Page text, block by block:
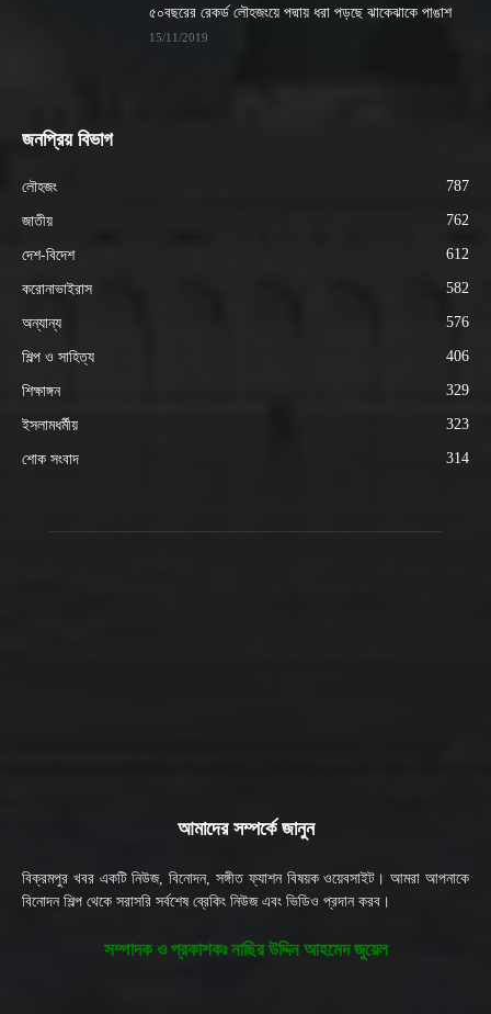
৫০বছরের রেকর্ড লৌহজংয়ে পদ্মায় ধরা পড়ছে ঝাকেঝাকে পাঙাশ
15/11/2019
জনপ্রিয় বিভাগ
লৌহজং 787
জাতীয় 762
দেশ-বিদেশ 612
করোনাভাইরাস 582
অন্যান্য 576
শিল্প ও সাহিত্য 406
শিক্ষাঙ্গন 329
ইসলামধর্মীয় 323
শোক সংবাদ 314
আমাদের সম্পর্কে জানুন
বিক্রমপুর খবর একটি নিউজ, বিনোদন, সঙ্গীত ফ্যাশন বিষয়ক ওয়েবসাইট। আমরা আপনাকে
বিনোদন শিল্প থেকে সরাসরি সর্বশেষ ব্রেকিং নিউজ এবং ভিডিও প্রদান করব।
সম্পাদক ও প্রকাশকঃ নাছির উদ্দিন আহমেদ জুয়েল